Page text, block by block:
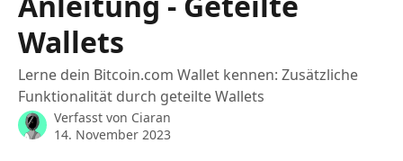
Wallets
Lerne dein Bitcoin.com Wallet kennen: Zusätzliche
Funktionalität durch geteilte Wallets
Verfasst von Ciaran
14. November 2023